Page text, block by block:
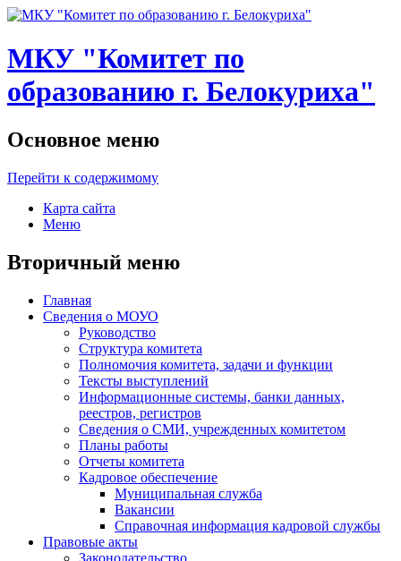
МКУ "Комитет по
образованию г. Белокуриха"
Основное меню
Перейти к содержимому
Карта сайта
Меню
Вторичный меню
Главная
Сведения о МОУО
Руководство
Структура комитета
Полномочия комитета, задачи и функции
Тексты выступлений
Информационные системы, банки данных,
реестров, регистров
Сведения о СМИ, учрежденных комитетом
Планы работы
Отчеты комитета
Кадровое обеспечение
Муниципальная служба
Вакансии
Справочная информация кадровой службы
Правовые акты
Законодательство